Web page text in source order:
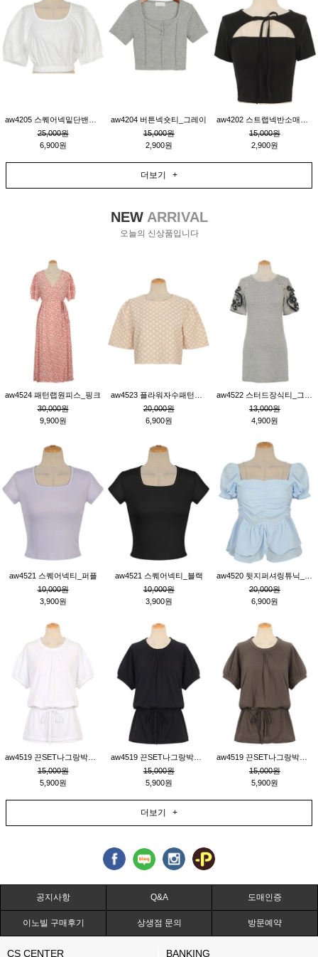
25,000원
6,900원
aw4204 버튼넥숏티_그레이
15,000원
2,900원
15,000원
2,900원
더보기 +
NEWARRIVAL
오늘의 신상품입니다
aw4524 패턴랩원피스_핑크
30,000원
9,900원
20,000원
6,900원
13,000원
4,900원
aw4521 스퀘어넥티_퍼플
10,000원
3,900원
aw4521 스퀘어넥티_블랙
10,000원
3,900원
20,000원
6,900원
15,000원
5,900원
15,000원
5,900원
15,000원
5,900원
더보기 +
공지사항 Q&A 도매인증
이노빌 구매후기 상생점 문의 방문예약
CS CENTER BANKING